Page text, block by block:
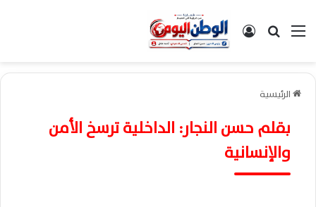
القائمةبحث عن تسجيل الدخول
الرئيسية
بقلم حسن النجار: الداخلية ترسخ الأمن
والإنسانية